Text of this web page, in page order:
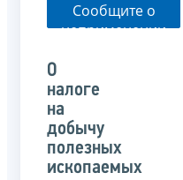
Сообщите о
неприменении
указанного
О
налоге
на
добычу
полезных
ископаемых